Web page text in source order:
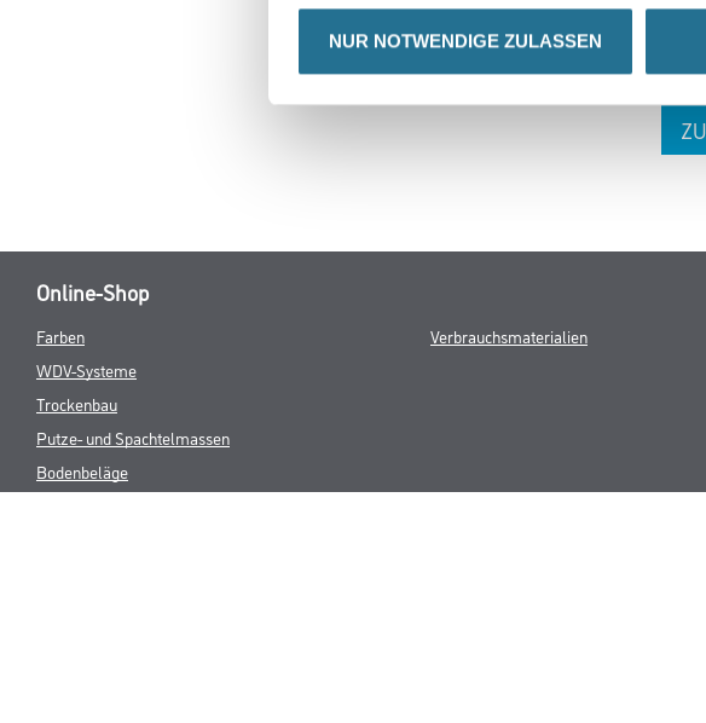
NUR NOTWENDIGE ZULASSEN
Erkunden Sie in der
Online-Shop
Farben
WDV-Systeme
Trockenbau
Putze- und Spachtelmassen
Bodenbeläge
Verbrauchsmaterialien